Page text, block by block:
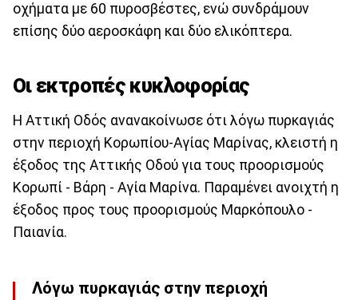
οχήματα με 60 πυροσβέστες, ενώ συνδράμουν
επίσης δύο αεροσκάφη και δύο ελικόπτερα.
Οι εκτροπές κυκλοφορίας
Η Αττική Οδός ανανακοίνωσε ότι λόγω πυρκαγιάς
στην περιοχή Κορωπίου-Αγίας Μαρίνας, κλειστή η
έξοδος της Αττικής Οδού για τους προορισμούς
Κορωπί - Βάρη - Αγία Μαρίνα. Παραμένει ανοιχτή η
έξοδος προς τους προορισμούς Μαρκόπουλο -
Παιανία.
Λόγω πυρκαγιάς στην περιοχή